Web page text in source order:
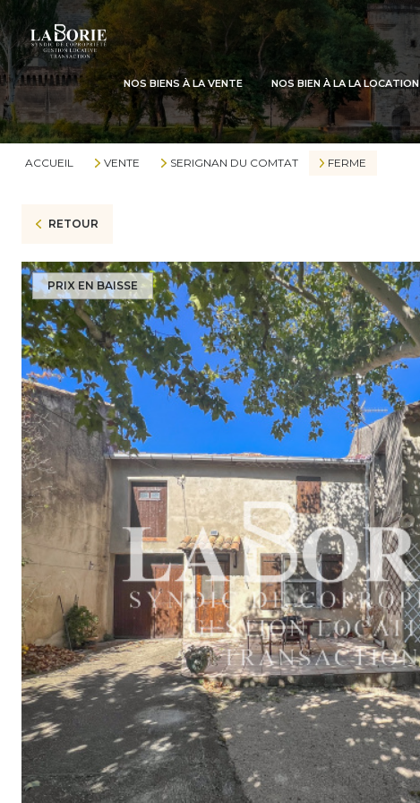
NOS BIENS À LA VENTE NOS BIEN À LA LA LOCATION
ACCUEIL VENTE SERIGNAN DU COMTAT FERME
RETOUR
PRIX EN BAISSE